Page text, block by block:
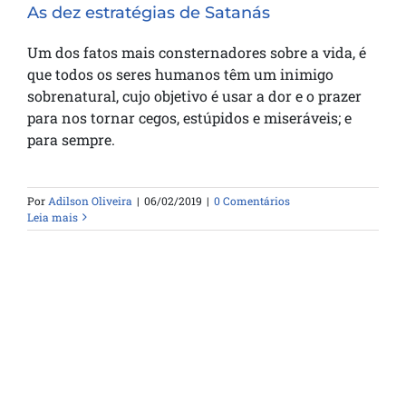
As dez estratégias de Satanás
Um dos fatos mais consternadores sobre a vida, é
que todos os seres humanos têm um inimigo
sobrenatural, cujo objetivo é usar a dor e o prazer
para nos tornar cegos, estúpidos e miseráveis; e​
para sempre.
Por Adilson Oliveira | 06/02/2019 | 0 Comentários
Leia mais